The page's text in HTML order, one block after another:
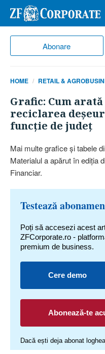
Abonare
HOME RETAIL &
Grafic: Cum
reciclarea
funcţie de judeţ
Mai multe grafice şi tabele
Materialul a apărut în ediţia
Financiar.
Testează
Poți să accesezi acest
ZFCorporate.ro -
premium de business.
Cere demo
Abonează-te
Dacă ești deja abonat